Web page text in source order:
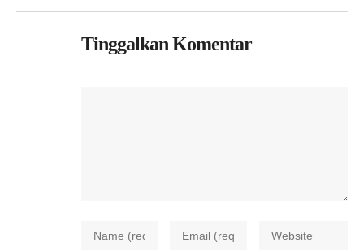
Tinggalkan Komentar